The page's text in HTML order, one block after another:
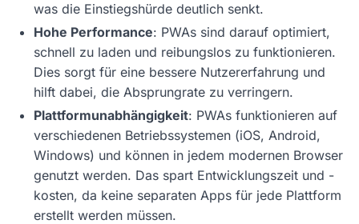
was die Einstiegshürde deutlich senkt.
Hohe Performance: PWAs sind darauf optimiert,
schnell zu laden und reibungslos zu funktionieren.
Dies sorgt für eine bessere Nutzererfahrung und
hilft dabei, die Absprungrate zu verringern.
Plattformunabhängigkeit: PWAs funktionieren auf
verschiedenen Betriebssystemen (iOS, Android,
Windows) und können in jedem modernen Browser
genutzt werden. Das spart Entwicklungszeit und -
kosten, da keine separaten Apps für jede Plattform
erstellt werden müssen.